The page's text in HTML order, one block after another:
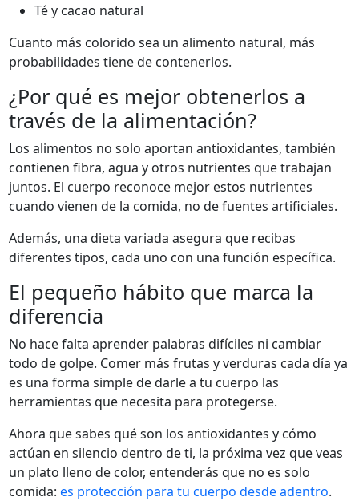
Té y cacao natural
Cuanto más colorido sea un alimento natural, más
probabilidades tiene de contenerlos.
¿Por qué es mejor obtenerlos a
través de la alimentación?
Los alimentos no solo aportan antioxidantes, también
contienen fibra, agua y otros nutrientes que trabajan
juntos. El cuerpo reconoce mejor estos nutrientes
cuando vienen de la comida, no de fuentes artificiales.
Además, una dieta variada asegura que recibas
diferentes tipos, cada uno con una función específica.
El pequeño hábito que marca la
diferencia
No hace falta aprender palabras difíciles ni cambiar
todo de golpe. Comer más frutas y verduras cada día ya
es una forma simple de darle a tu cuerpo las
herramientas que necesita para protegerse.
Ahora que sabes qué son los antioxidantes y cómo
actúan en silencio dentro de ti, la próxima vez que veas
un plato lleno de color, entenderás que no es solo
comida:es protección para tu cuerpo desde adentro.